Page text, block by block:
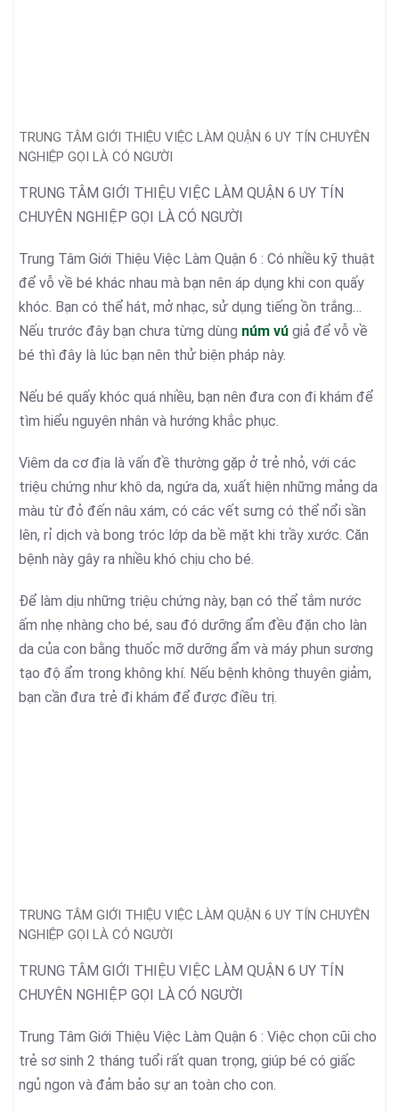
TRUNG TÂM GIỚI THIỆU VIỆC LÀM QUẬN 6 UY TÍN CHUYÊN
NGHIỆP GỌI LÀ CÓ NGƯỜI
TRUNG TÂM GIỚI THIỆU VIỆC LÀM QUẬN 6 UY TÍN
CHUYÊN NGHIỆP GỌI LÀ CÓ NGƯỜI
Trung Tâm Giới Thiệu Việc Làm Quận 6 : Có nhiều kỹ thuật
để vỗ về bé khác nhau mà bạn nên áp dụng khi con quấy
khóc. Bạn có thể hát, mở nhạc, sử dụng tiếng ồn trắng…
Nếu trước đây bạn chưa từng dùng núm vú giả để vỗ về
bé thì đây là lúc bạn nên thử biện pháp này.
Nếu bé quấy khóc quá nhiều, bạn nên đưa con đi khám để
tìm hiểu nguyên nhân và hướng khắc phục.
Viêm da cơ địa là vấn đề thường gặp ở trẻ nhỏ, với các
triệu chứng như khô da, ngứa da, xuất hiện những mảng da
màu từ đỏ đến nâu xám, có các vết sưng có thể nổi sần
lên, rỉ dịch và bong tróc lớp da bề mặt khi trầy xước. Căn
bệnh này gây ra nhiều khó chịu cho bé.
Để làm dịu những triệu chứng này, bạn có thể tắm nước
ấm nhẹ nhàng cho bé, sau đó dưỡng ẩm đều đặn cho làn
da của con bằng thuốc mỡ dưỡng ẩm và máy phun sương
tạo độ ẩm trong không khí. Nếu bệnh không thuyên giảm,
bạn cần đưa trẻ đi khám để được điều trị.
TRUNG TÂM GIỚI THIỆU VIỆC LÀM QUẬN 6 UY TÍN CHUYÊN
NGHIỆP GỌI LÀ CÓ NGƯỜI
TRUNG TÂM GIỚI THIỆU VIỆC LÀM QUẬN 6 UY TÍN
CHUYÊN NGHIỆP GỌI LÀ CÓ NGƯỜI
Trung Tâm Giới Thiệu Việc Làm Quận 6 : Việc chọn cũi cho
trẻ sơ sinh 2 tháng tuổi rất quan trọng, giúp bé có giấc
ngủ ngon và đảm bảo sự an toàn cho con.